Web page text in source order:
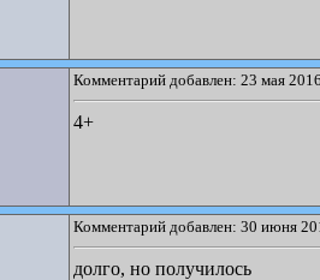
Комментарий добавлен: 23 мая
4+
Комментарий добавлен: 30 июня
долго, но получилось